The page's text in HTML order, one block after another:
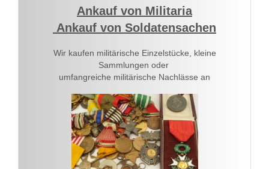
Ankauf von Militaria
Ankauf von Soldatensachen
Wir kaufen militärische Einzelstücke, kleine
Sammlungen oder
umfangreiche militärische Nachlässe an